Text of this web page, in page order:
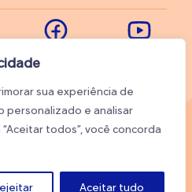
sua experiência de
personalizado e analisar
todos”, você concorda
Aceitar tudo